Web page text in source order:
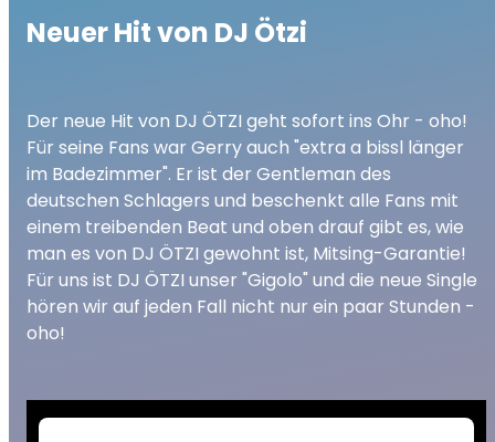
Neuer Hit von DJ Ötzi
Der neue Hit von DJ ÖTZI geht sofort ins Ohr - oho!
Für seine Fans war Gerry auch "extra a bissl länger
im Badezimmer". Er ist der Gentleman des
deutschen Schlagers und beschenkt alle Fans mit
einem treibenden Beat und oben drauf gibt es, wie
man es von DJ ÖTZI gewohnt ist, Mitsing-Garantie!
Für uns ist DJ ÖTZI unser "Gigolo" und die neue Single
hören wir auf jeden Fall nicht nur ein paar Stunden -
oho!